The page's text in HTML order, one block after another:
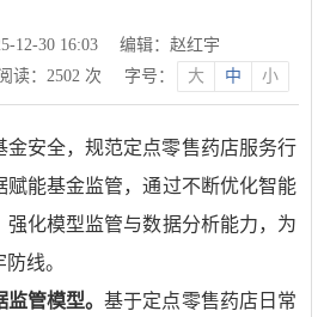
12-30 16:03
编辑：赵红宇
读： 2502次 字号： 大 中 小
金安全，规范定点零售药店服务行
赋能基金监管，通过不断优化智能
强化模型监管与数据分析能力，为
线。
监管模型。基于定点零售药店日常